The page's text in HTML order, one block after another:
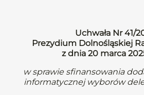
Uchwała Nr 41/
Prezydium Dolnośląskiej
z dnia 20 marca
w sprawie sfinansowania
informatycznej wyborów